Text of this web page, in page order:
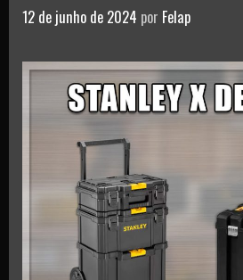
12 de junho de 2024 por Felap